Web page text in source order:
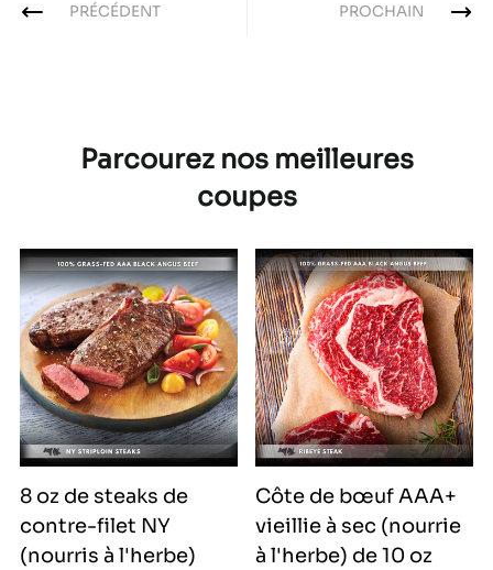
PRÉCÉDENT PROCHAIN
Parcourez nos meilleures
coupes
8 oz de steaks de
contre-filet NY
(nourris à l'herbe)
Côte de bœuf AAA+
vieillie à sec (nourrie
à l'herbe) de 10 oz